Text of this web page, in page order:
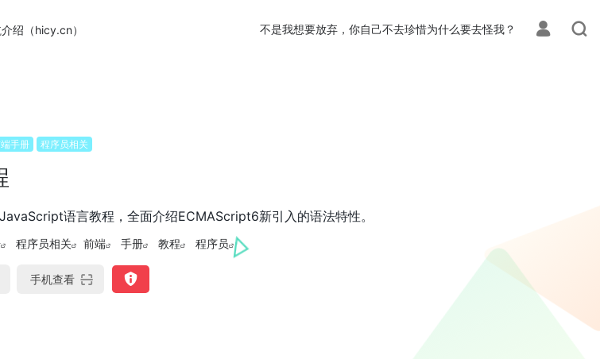
绍（hicy.cn） 不是我想要放弃，你自己不去珍惜为什么要去怪我？
手册 程序员相关
语言教程，全面介绍ECMAScript6新引入的语法特性。
程序员相关 前端 手册 教程 程序员
手机查看